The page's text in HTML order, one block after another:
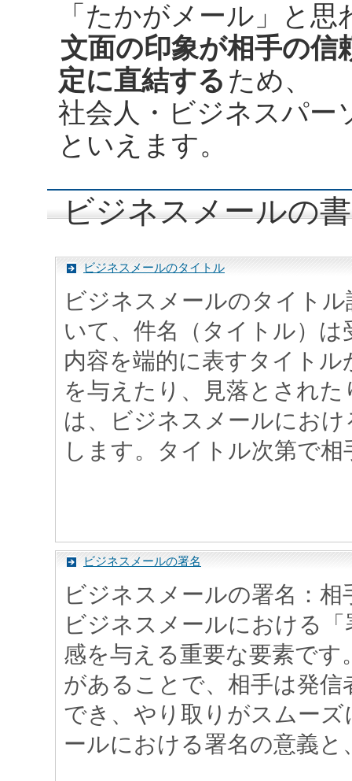
「たかがメール」と
文面の印象が相手の信
定に直結する ため、
社会人・ビジネスパー
といえます。
ビジネスメールの
ビジネスメールのタイトル
ビジネスメールのタイト
いて、件名（タイトル）
内容を端的に表すタイト
を与えたり、見落とされ
は、ビジネスメールにお
します。タイトル次第で相
ビジネスメールの署名
ビジネスメールの署名：
ビジネスメールにおける
感を与える重要な要素で
があることで、相手は発
でき、やり取りがスムー
ールにおける署名の意義と